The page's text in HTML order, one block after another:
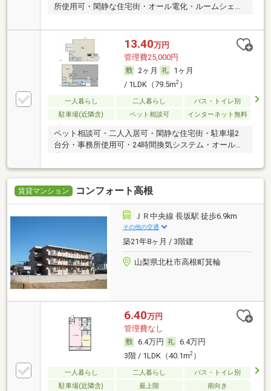
所使用可・閑静な住宅街・オール電化・ルームシェア
13.40万円
管理費25,000円
2ヶ月
1ヶ月
/ 1LDK（79.5m2）
一人暮らし 二人暮らし
バス・トイレ別
駐車場(近隣含)
ペット相談可 インターネット無料
ペット相談可・二人入居可・閑静な住宅街・駐車場2
台分・事務所使用可・24時間換気システム・オール電
賃貸マンション コンフォート高根
ＪＲ中央線 長坂駅 徒歩6.9km
その他の交通
築21年8ヶ月 / 3階建
山梨県北杜市高根町箕輪
6.40万円
管理費なし
6.4万円
6.4万円
3階 / 1LDK（40.1m2）
一人暮らし 二人暮らし
バス・トイレ別
駐車場(近隣含)
最上階 南向き